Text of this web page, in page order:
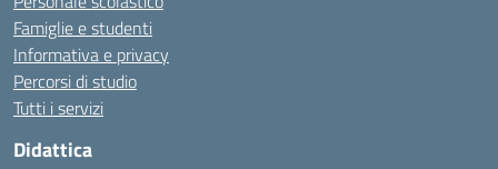
Famiglie e studenti
Informativa e privacy
Percorsi di studio
Tutti i servizi
Didattica